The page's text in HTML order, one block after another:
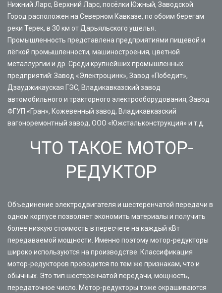
Нижний Ларс, Верхний Ларс, посёлки Южный, Заводской.
Город расположен на Северном Кавказе, по обоим берегам
реки Терек, в 30 км от Дарьяльского ущелья.
Промышленность представлена предприятиями пищевой и
лёгкой промышленности, машиностроения, цветной
металлургии и др. Среди крупнейших промышленных
предприятий: Завод «Электроцинк», Завод «Победит»,
Дзауджикауская ГЭС, Владикавказский завод
автомобильного и тракторного электрооборудования, Завод
ФГУП «Гран», Кожевенный завод, Владикавказский
вагоноремонтный завод, ООО «Южстальконструкция» и т.д.
ЧТО ТАКОЕ МОТОР-
РЕДУКТОР
Объединение электродвигателя и шестеренчатой передачи в
одном корпусе позволяет экономить материалы и получить
более низкую стоимость в пересчете на каждый кВт
передаваемой мощности. Именно поэтому мотор-редукторы
широко используются на производстве. Классификация
мотор-редукторов проводится по тем же признакам, что и
обычных. Это тип шестеренчатой передачи, мощность,
передаточное число. Мотор-редукторы тоже окрашиваются